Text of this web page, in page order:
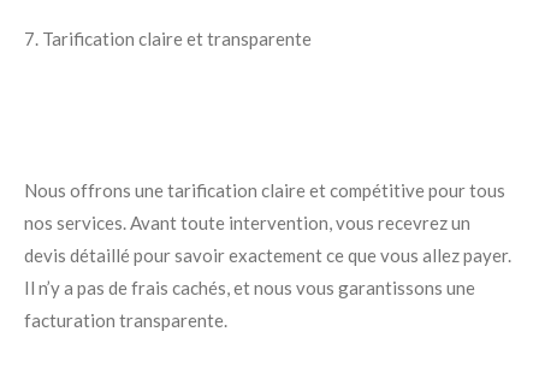
7. Tarification claire et transparente
Nous offrons une tarification claire et compétitive pour tous
nos services. Avant toute intervention, vous recevrez un
devis détaillé pour savoir exactement ce que vous allez payer.
Il n’y a pas de frais cachés, et nous vous garantissons une
facturation transparente.